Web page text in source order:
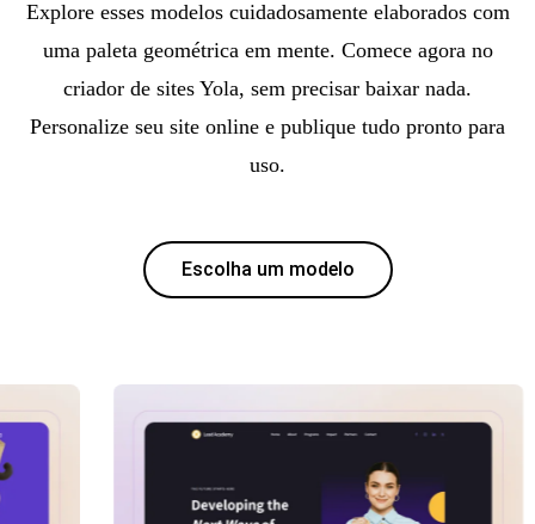
Explore esses modelos cuidadosamente elaborados com
uma paleta geométrica em mente. Comece agora no
criador de sites Yola, sem precisar baixar nada.
Personalize seu site online e publique tudo pronto para
uso.
Escolha um modelo